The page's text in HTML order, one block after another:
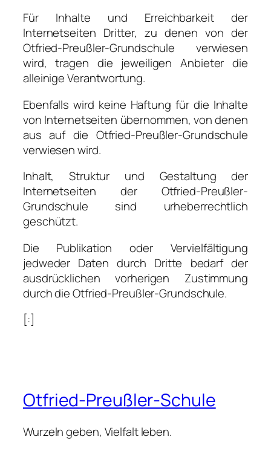
Für Inhalte und Erreichbarkeit der
Internetseiten Dritter, zu denen von der
Otfried-Preußler-Grundschule verwiesen
wird, tragen die jeweiligen Anbieter die
alleinige Verantwortung.
Ebenfalls wird keine Haftung für die Inhalte
von Internetseiten übernommen, von denen
aus auf die Otfried-Preußler-Grundschule
verwiesen wird.
Inhalt, Struktur und Gestaltung der
Internetseiten der Otfried-Preußler-
Grundschule sind urheberrechtlich
geschützt.
Die Publikation oder Vervielfältigung
jedweder Daten durch Dritte bedarf der
ausdrücklichen vorherigen Zustimmung
durch die Otfried-Preußler-Grundschule.
[:]
Otfried-Preußler-Schule
Wurzeln geben, Vielfalt leben.